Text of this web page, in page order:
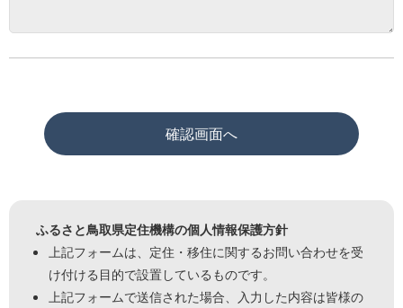
ふるさと鳥取県定住機構の個人情報保護方針
上記フォームは、定住・移住に関するお問い合わせを受
け付ける目的で設置しているものです。
上記フォームで送信された場合、入力した内容は皆様の